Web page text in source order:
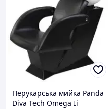
Перукарська мийка Panda
Diva Tech Omega Ii